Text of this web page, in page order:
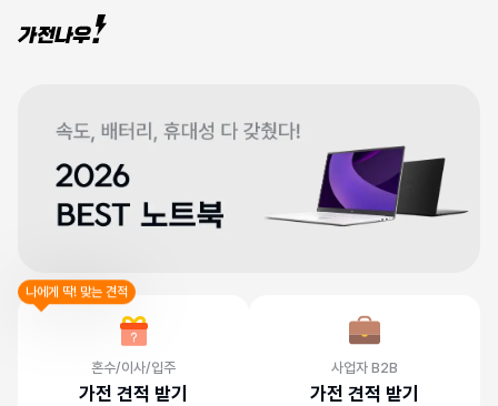
나에게 딱! 맞는 견적
혼수/이사/입주
가전 견적 받기
사업자 B2B
가전 견적 받기